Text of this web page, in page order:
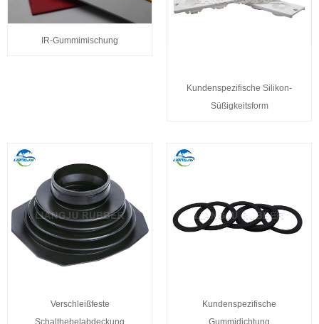
IR-Gummimischung
Kundenspezifische Silikon-
Süßigkeitsform
Verschleißfeste
Schalthebelabdeckung
Kundenspezifische
Gummidichtung